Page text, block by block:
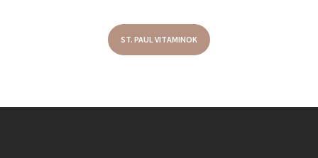
ST. PAUL VITAMINOK